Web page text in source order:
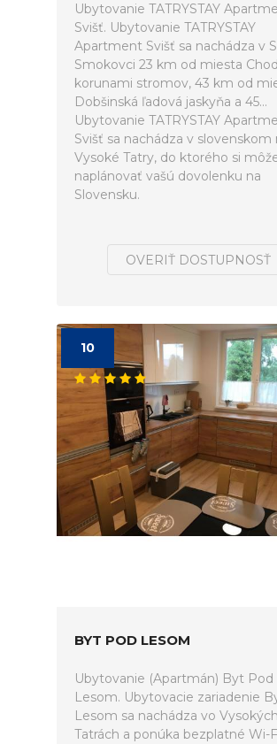
Ubytovanie TATRYSTAY
Svišť. Ubytovanie TATRYSTAY
Apartment Svišť sa nachádza v
Smokovci 23 km od miesta
korunami stromov, 43 km od
Dobšinská ľadová jaskyňa a 45...
Ubytovanie TATRYSTAY
Svišť sa nachádza v
Vysoké Tatry, do ktorého si
naplánovať vašú dovolenku na
Slovensku.
OVERIŤ DOSTUPNOSŤ
10
BYT POD LESOM
Ubytovanie (Apartmán) Byt Pod
Lesom. Ubytovacie zariadenie
Lesom sa nachádza vo Vysokých
Tatrách a ponúka bezplatné Wi-